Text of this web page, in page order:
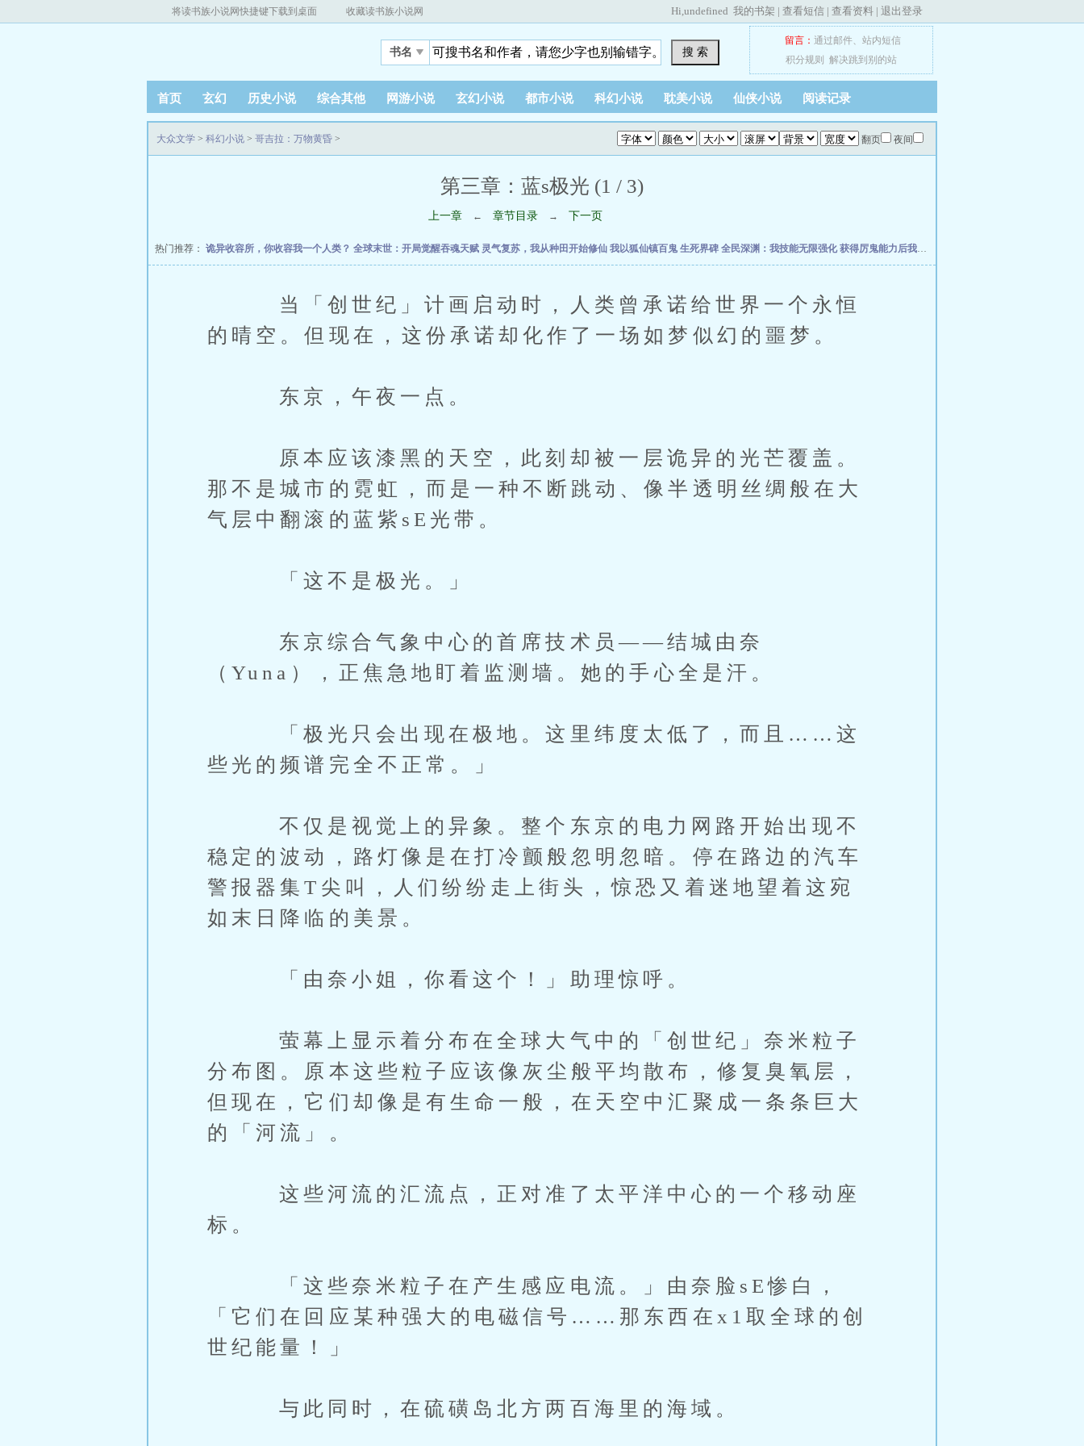
将读书族小说网快捷键下载到桌面 收藏读书族小说网 Hi,undefined 我的书架 | 查看短信 | 查看资料 | 退出登录
书名 搜 索
留言： 通过邮件、 站内短信
积分规则
解决跳到别的站
首页 玄幻 历史小说 综合其他 网游小说 玄幻小说 都市小说 科幻小说 耽美小说 仙侠小说 阅读记录
翻页 夜间
大众文学 > 科幻小说 > 哥吉拉：万物黄昏 >
第三章：蓝s极光 (1 / 3)
上一章 ← 章节目录 → 下一页
热门推荐： 诡异收容所，你收容我一个人类？ 全球末世：开局觉醒吞魂天赋 灵气复苏，我从种田开始修仙 我以狐仙镇百鬼 生死界碑 全民深渊：我技能无限强化获得厉鬼能力后我摆烂了
当「创世纪」计画启动时，人类曾承诺给世界一个永恒
的晴空。但现在，这份承诺却化作了一场如梦似幻的噩梦。
东京，午夜一点。
原本应该漆黑的天空，此刻却被一层诡异的光芒覆盖。
那不是城市的霓虹，而是一种不断跳动、像半透明丝绸般在大
气层中翻滚的蓝紫sE光带。
「这不是极光。」
东京综合气象中心的首席技术员——结城由奈
（Yuna），正焦急地盯着监测墙。她的手心全是汗。
「极光只会出现在极地。这里纬度太低了，而且……这
些光的频谱完全不正常。」
不仅是视觉上的异象。整个东京的电力网路开始出现不
稳定的波动，路灯像是在打冷颤般忽明忽暗。停在路边的汽车
警报器集T尖叫，人们纷纷走上街头，惊恐又着迷地望着这宛
如末日降临的美景。
「由奈小姐，你看这个！」助理惊呼。
萤幕上显示着分布在全球大气中的「创世纪」奈米粒子
分布图。原本这些粒子应该像灰尘般平均散布，修复臭氧层，
但现在，它们却像是有生命一般，在天空中汇聚成一条条巨大
的「河流」。
这些河流的汇流点，正对准了太平洋中心的一个移动座
标。
「这些奈米粒子在产生感应电流。」由奈脸sE惨白，
「它们在回应某种强大的电磁信号……那东西在x1取全球的创
世纪能量！」
与此同时，在硫磺岛北方两百海里的海域。